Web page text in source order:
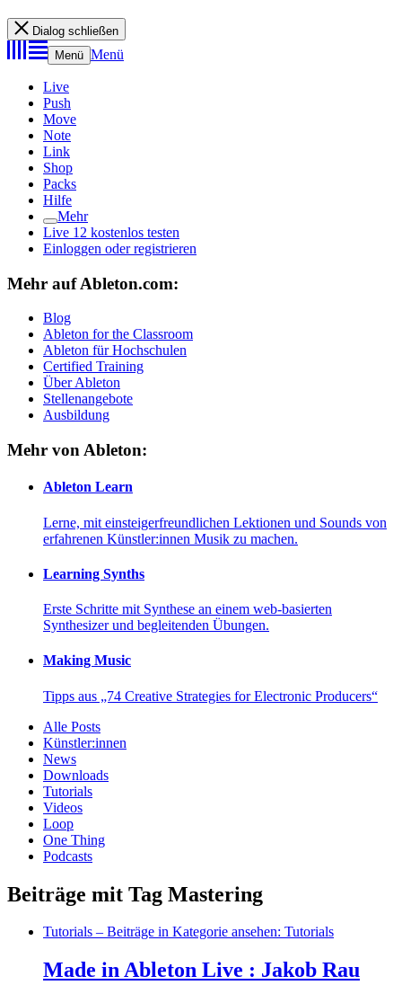
Dialog schließen
Menü Menü
Live
Push
Move
Note
Link
Shop
Packs
Hilfe
Mehr
Live 12 kostenlos testen
Einloggen oder registrieren
Mehr auf Ableton.com:
Blog
Ableton for the Classroom
Ableton für Hochschulen
Certified Training
Über Ableton
Stellenangebote
Ausbildung
Mehr von Ableton:
Ableton Learn
Lerne, mit einsteigerfreundlichen Lektionen und Sounds von
erfahrenen Künstler:innen Musik zu machen.
Learning Synths
Erste Schritte mit Synthese an einem web-basierten
Synthesizer und begleitenden Übungen.
Making Music
Tipps aus „74 Creative Strategies for Electronic Producers“
Alle Posts
Künstler:innen
News
Downloads
Tutorials
Videos
Loop
One Thing
Podcasts
Beiträge mit Tag Mastering
Tutorials – Beiträge in Kategorie ansehen: Tutorials
Made in Ableton Live : Jakob Rau